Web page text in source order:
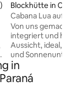
Bewertung:
Blockhütte in
Cabana Lua auf
Badewanne und
Von uns
integriert und hat
Aussicht, ideal,
und
in der
unter einem
verfügt über ein
in